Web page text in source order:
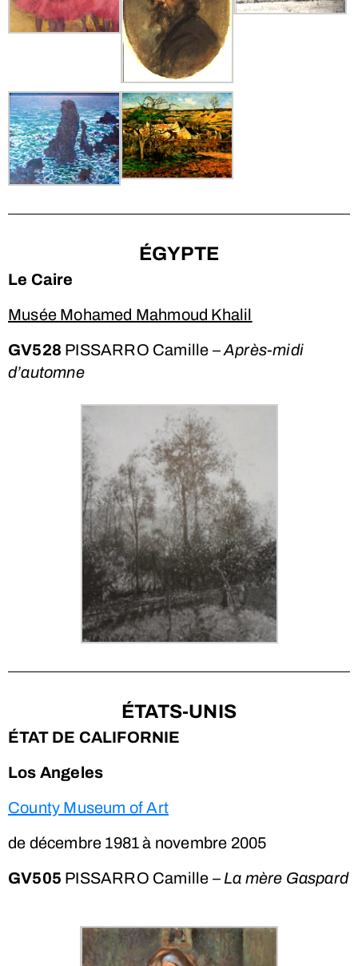
ÉGYPTE
Le Caire
Musée Mohamed Mahmoud Khalil
GV528 PISSARRO Camille –Après-midi
d’automne
ÉTATS-UNIS
ÉTAT DE CALIFORNIE
Los Angeles
County Museum of Art
de décembre 1981 à novembre 2005
GV505 PISSARRO Camille – La mère Gaspard